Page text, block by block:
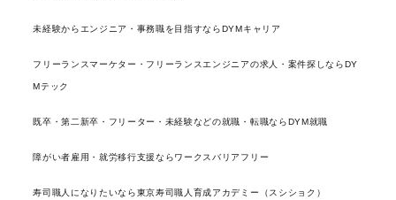
未経験からエンジニア・事務職を目指すならDYMキャリア
フリーランスマーケター・フリーランスエンジニアの求人・案件探しならDY
Mテック
既卒・第二新卒・フリーター・未経験などの就職・転職ならDYM就職
障がい者雇用・就労移行支援ならワークスバリアフリー
寿司職人になりたいなら東京寿司職人育成アカデミー（スシショク）